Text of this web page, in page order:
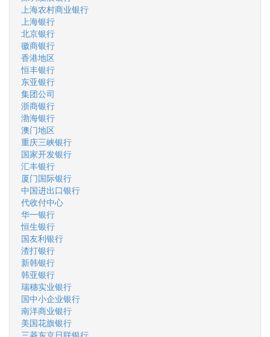
上海农村商业银行
上海银行
北京银行
徽商银行
香港地区
恒丰银行
东亚银行
集团公司
浙商银行
渤海银行
澳门地区
重庆三峡银行
国家开发银行
汇丰银行
厦门国际银行
中国进出口银行
代收付中心
华一银行
恒生银行
国友利银行
渣打银行
新韩银行
韩亚银行
瑞穗实业银行
国中小企业银行
南洋商业银行
美国花旗银行
三菱东京日联银行